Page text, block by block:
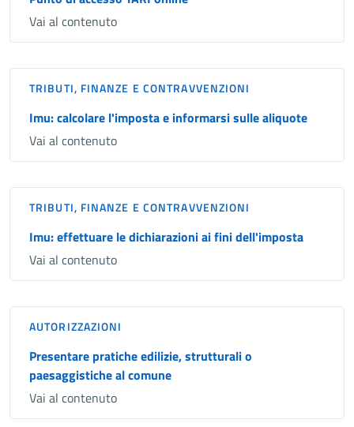
Vai al contenuto
TRIBUTI, FINANZE E CONTRAVVENZIONI
Imu: calcolare l'imposta e informarsi sulle aliquote
Vai al contenuto
TRIBUTI, FINANZE E CONTRAVVENZIONI
Imu: effettuare le dichiarazioni ai fini dell'imposta
Vai al contenuto
AUTORIZZAZIONI
Presentare pratiche edilizie, strutturali o
paesaggistiche al comune
Vai al contenuto